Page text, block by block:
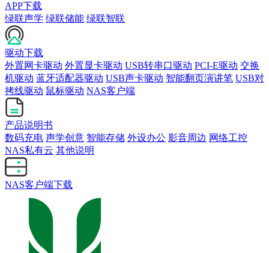
APP下载
绿联声学 绿联储能 绿联智联
驱动下载
外置网卡驱动 外置显卡驱动 USB转串口驱动 PCI-E驱动 交换
机驱动 蓝牙适配器驱动 USB声卡驱动 智能翻页演讲笔 USB对
拷线驱动 鼠标驱动 NAS客户端
产品说明书
数码充电 声学创意 智能存储 外设办公 影音周边 网络工控
NAS私有云 其他说明
NAS客户端下载